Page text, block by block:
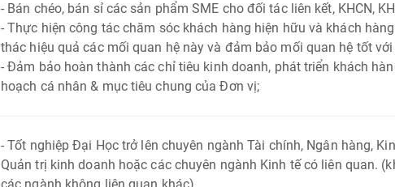
- Bán chéo, bán sỉ các sản phẩm SME cho đối tác liên kết, KHCN,
- Thực hiện công tác chăm sóc khách hàng hiện hữu và khách
thác hiệu quả các mối quan hệ này và đảm bảo mối quan hệ tốt với
- Đảm bảo hoàn thành các chỉ tiêu kinh doanh, phát triển khách
hoạch cá nhân & mục tiêu chung của Đơn vị;
- Tốt nghiệp Đại Học trở lên chuyên ngành Tài chính, Ngân hàng,
Quản trị kinh doanh hoặc các chuyên ngành Kinh tế có liên quan.